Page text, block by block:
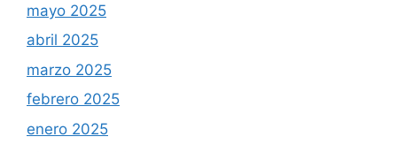
mayo 2025
abril 2025
marzo 2025
febrero 2025
enero 2025